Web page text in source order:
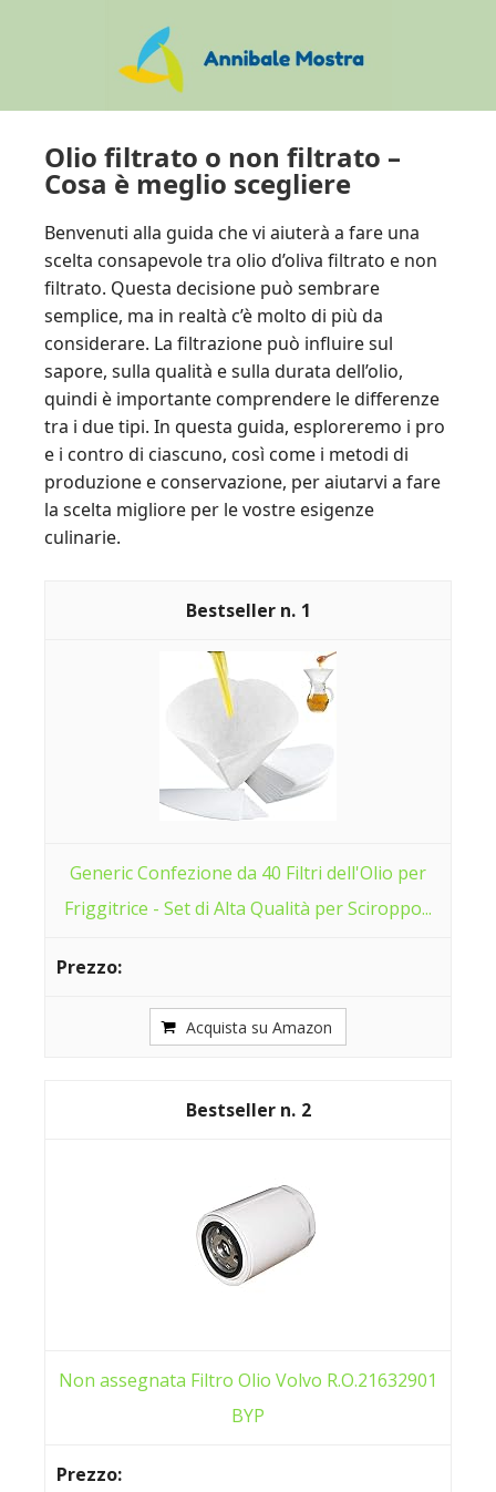
Olio filtrato o non filtrato –
Cosa è meglio scegliere
Benvenuti alla guida che vi aiuterà a fare una
scelta consapevole tra olio d’oliva filtrato e non
filtrato. Questa decisione può sembrare
semplice, ma in realtà c’è molto di più da
considerare. La filtrazione può influire sul
sapore, sulla qualità e sulla durata dell’olio,
quindi è importante comprendere le differenze
tra i due tipi. In questa guida, esploreremo i pro
e i contro di ciascuno, così come i metodi di
produzione e conservazione, per aiutarvi a fare
la scelta migliore per le vostre esigenze
culinarie.
1
Generic Confezione da 40 Filtri dell'Olio per
Friggitrice - Set di Alta Qualità per Sciroppo...
Acquista su Amazon
2
Non assegnata Filtro Olio Volvo R.O.21632901
BYP